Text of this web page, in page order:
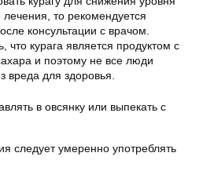
то рекомендуется
консультации с врачом.
что курага является продуктом с
и поэтому не все люди
вреда для здоровья.
в овсянку или выпекать с
следует умеренно употреблять